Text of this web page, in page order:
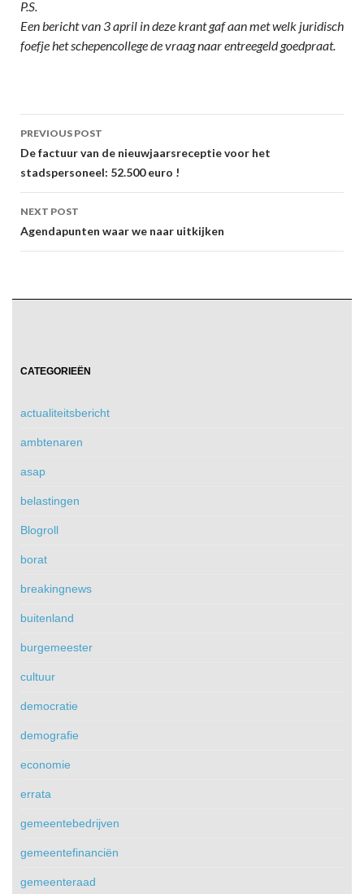
P.S.
Een bericht van 3 april in deze krant gaf aan met welk juridisch
foefje het schepencollege de vraag naar entreegeld goedpraat.
Post
navigation
PREVIOUS POST
De factuur van de nieuwjaarsreceptie voor het
stadspersoneel: 52.500 euro !
NEXT POST
Agendapunten waar we naar uitkijken
CATEGORIEËN
actualiteitsbericht
ambtenaren
asap
belastingen
Blogroll
borat
breakingnews
buitenland
burgemeester
cultuur
democratie
demografie
economie
errata
gemeentebedrijven
gemeentefinanciën
gemeenteraad